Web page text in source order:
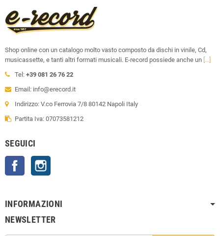
Shop online con un catalogo molto vasto composto da dischi in vinile, Cd,
musicassette, e tanti altri formati musicali. E-record possiede anche un [...]
Tel: +39 081 26 76 22
Email: info@erecord.it
Indirizzo: V.co Ferrovia 7/8 80142 Napoli Italy
Partita Iva: 07073581212
SEGUICI
Facebook
INFORMAZIONI
NEWSLETTER